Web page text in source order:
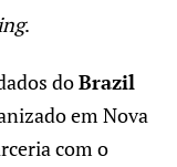
.
doBrazil
em Nova
com o